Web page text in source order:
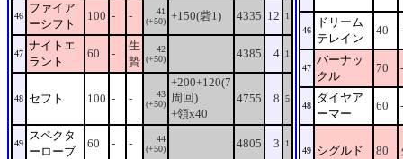
46
ファイア
ーシフト
100 - -
41
(+50) +150(砦1) 4335 12 1
47
ナイトエ
ラント
60 -
生
贄
42
(+50)
4385 4 1
48 セフト 100 - -
43
(+50)
+200+120(7
周回)
+領x40
4755 8 5
49
スペクタ
ーローブ
60 - -
44
(+50)
4805 3 1
46
ドリーム
テレイン
40 -
47
バーナッ
クル
70 -
48
ダイヤア
ーマー
60 -
49 シグルド 80